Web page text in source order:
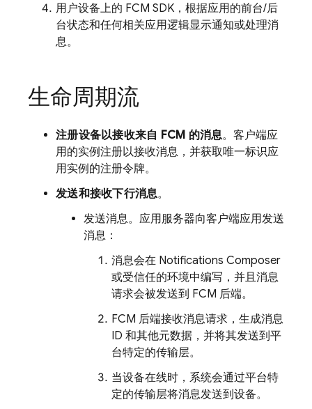
用户设备上的 FCM SDK，根据应用的前台/后
台状态和任何相关应用逻辑显示通知或处理消
息。
生命周期流
注册设备以接收来自 FCM 的消息。客户端应
用的实例注册以接收消息，并获取唯一标识应
用实例的注册令牌。
发送和接收下行消息。
发送消息。应用服务器向客户端应用发送
消息：
消息会在 Notifications Composer
或受信任的环境中编写，并且消息
请求会被发送到 FCM 后端。
FCM 后端接收消息请求，生成消息
ID 和其他元数据，并将其发送到平
台特定的传输层。
当设备在线时，系统会通过平台特
定的传输层将消息发送到设备。